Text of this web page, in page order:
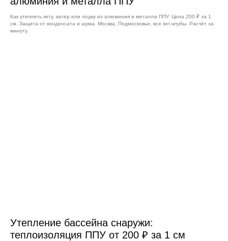
Как утеплить яхту, катер или лодку из алюминия и металла ППУ. Цена 200 ₽ за 1
см. Защита от конденсата и шума. Москва, Подмосковье, все яхт-клубы. Расчёт за
минуту.
Утепление бассейна снаружи:
теплоизоляция ППУ от 200 ₽ за 1 см